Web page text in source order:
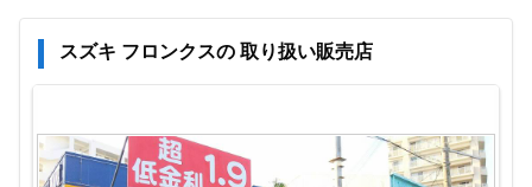
スズキ フロンクスの 取り扱い販売店